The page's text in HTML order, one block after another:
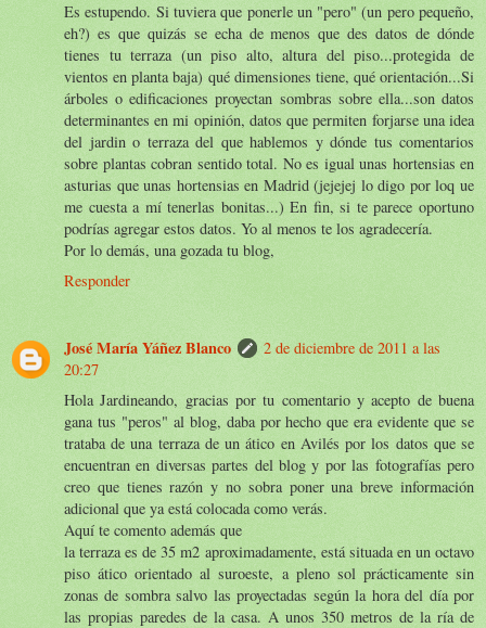
Es estupendo. Si tuviera que ponerle un "pero" (un pero pequeño,
eh?) es que quizás se echa de menos que des datos de dónde
tienes tu terraza (un piso alto, altura del piso...protegida de
vientos en planta baja) qué dimensiones tiene, qué orientación...Si
árboles o edificaciones proyectan sombras sobre ella...son datos
determinantes en mi opinión, datos que permiten forjarse una idea
del jardin o terraza del que hablemos y dónde tus comentarios
sobre plantas cobran sentido total. No es igual unas hortensias en
asturias que unas hortensias en Madrid (jejejej lo digo por loq ue
me cuesta a mí tenerlas bonitas...) En fin, si te parece oportuno
podrías agregar estos datos. Yo al menos te los agradecería.
Por lo demás, una gozada tu blog,
Responder
José María Yáñez Blanco
2 de diciembre de 2011 a las
20:27
Hola Jardineando, gracias por tu comentario y acepto de buena
gana tus "peros" al blog, daba por hecho que era evidente que se
trataba de una terraza de un ático en Avilés por los datos que se
encuentran en diversas partes del blog y por las fotografías pero
creo que tienes razón y no sobra poner una breve información
adicional que ya está colocada como verás.
Aquí te comento además que
la terraza es de 35 m2 aproximadamente, está situada en un octavo
piso ático orientado al suroeste, a pleno sol prácticamente sin
zonas de sombra salvo las proyectadas según la hora del día por
las propias paredes de la casa. A unos 350 metros de la ría de